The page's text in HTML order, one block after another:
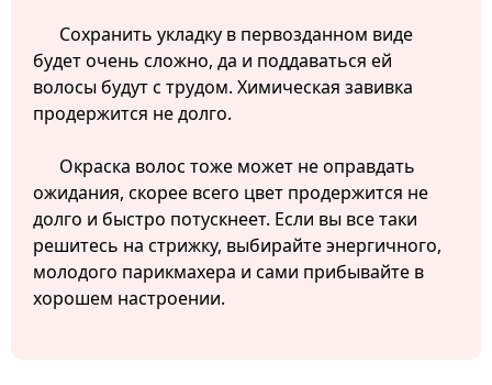
Сохранить укладку в первозданном виде
будет очень сложно, да и поддаваться ей
волосы будут с трудом. Химическая завивка
продержится не долго.
Окраска волос тоже может не оправдать
ожидания, скорее всего цвет продержится не
долго и быстро потускнеет. Если вы все таки
решитесь на стрижку, выбирайте энергичного,
молодого парикмахера и сами прибывайте в
хорошем настроении.